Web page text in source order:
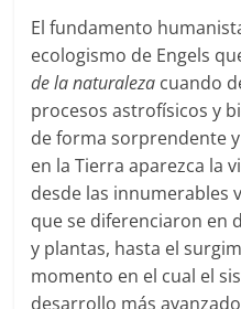
El fundamento
ecologismo de Engels
de la naturaleza cuando
procesos astrofísicos y
de forma sorprendente
en la Tierra aparezca la
desde las innumerables
que se diferenciaron en
y plantas, hasta el
momento en el cual el
desarrollo más